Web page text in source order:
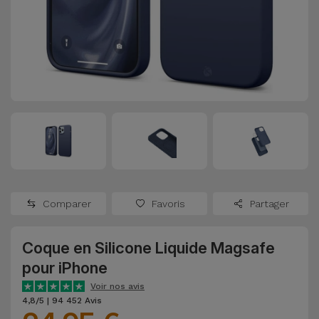
Samsung
Oppo
OnePlus
Dyson
TCL
Reconditionnés
Samsungs
Reconditionnés
Reconditionnés
Reconditionnées
Voir
tout
Coques et
Protections
Batteries
Externes
et
Enceintes
Montres
Comparer Favoris Partager
Coque en Silicone Liquide Magsafe
pour iPhone
Voir nos avis
4,8/5 | 94 452 Avis